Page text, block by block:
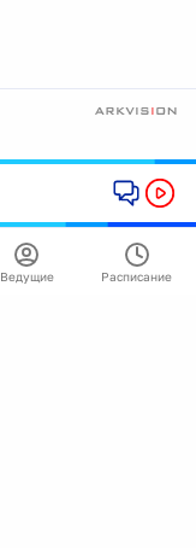
Ведущие Расписание